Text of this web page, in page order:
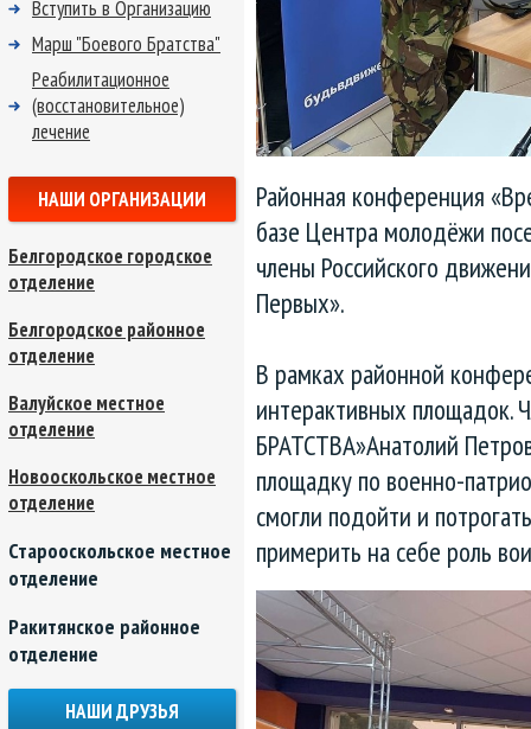
Районная конференция
базе Центра молодёжи
члены Российского
Первых».
В рамках районной
интерактивных площадок.
БРАТСТВА»Анатолий
площадку по военно-
смогли подойти и
примерить на себе роль
Вступить в Организацию
Марш "Боевого Братства"
Реабилитационное
(восстановительное)
лечение
НАШИ ОРГАНИЗАЦИИ
Белгородское городское
отделение
Белгородское районное
отделение
Валуйское местное
отделение
Новооскольское местное
отделение
Старооскольское местное
отделение
Ракитянское районное
отделение
НАШИ ДРУЗЬЯ